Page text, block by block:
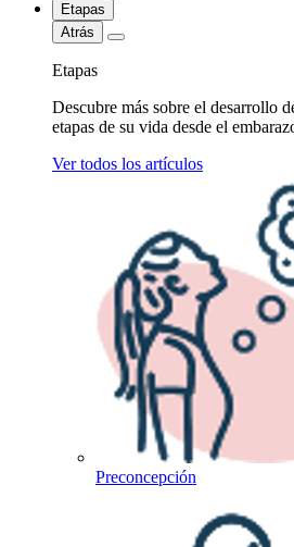
Etapas
Atrás
Etapas
Descubre más sobre el desarrollo
etapas de su vida desde el
Ver todos los artículos
Preconcepción